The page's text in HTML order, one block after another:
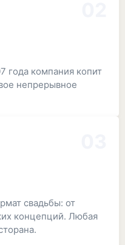
года компания копит
непрерывное
свадьбы: от
концепций. Любая